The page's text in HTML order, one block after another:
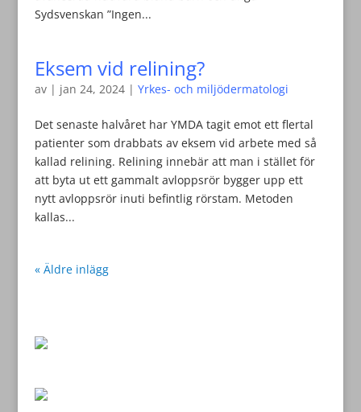
Sydsvenskan ”Ingen...
Eksem vid relining?
av | jan 24, 2024| Yrkes- och miljödermatologi
Det senaste halvåret har YMDA tagit emot ett flertal
patienter som drabbats av eksem vid arbete med så
kallad relining. Relining innebär att man i stället för
att byta ut ett gammalt avloppsrör bygger upp ett
nytt avloppsrör inuti befintlig rörstam. Metoden
kallas...
« Äldre inlägg